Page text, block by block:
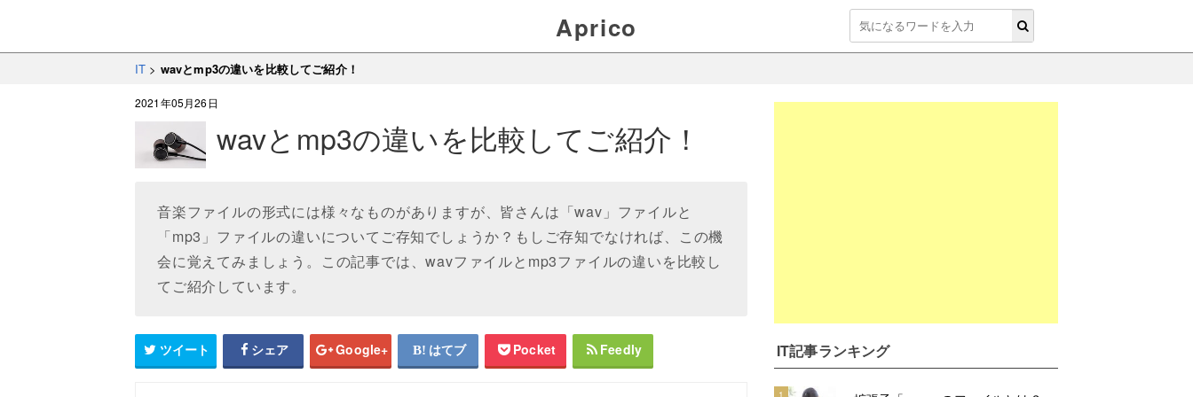
Aprico
IT > wavとmp3の違いを比較してご紹介！
2021年05月26日
wavとmp3の違いを比較してご紹介！
音楽ファイルの形式には様々なものがありますが、皆さんは「wav」ファイルと
「mp3」ファイルの違いについてご存知でしょうか？もしご存知でなければ、この機
会に覚えてみましょう。この記事では、wavファイルとmp3ファイルの違いを比較し
てご紹介しています。
ツイート シェア Google+ はてブ Pocket Feedly IT記事ランキング
1